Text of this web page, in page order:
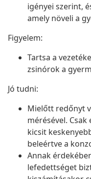
igényei szerint,
amely növeli a
Figyelem:
Tartsa a
zsinórok a
Jó tudni:
Mielőtt redőnyt
mérésével.
kicsit
beleértve a
Annak
lefedettséget